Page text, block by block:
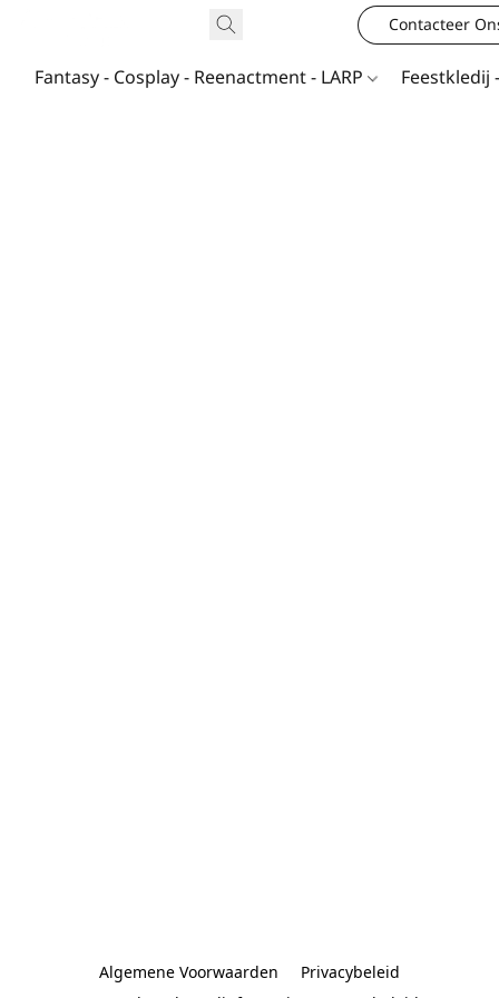
Contacteer
Fantasy - Cosplay - Reenactment - LARP Feestkledij
Algemene Voorwaarden
Privacybeleid